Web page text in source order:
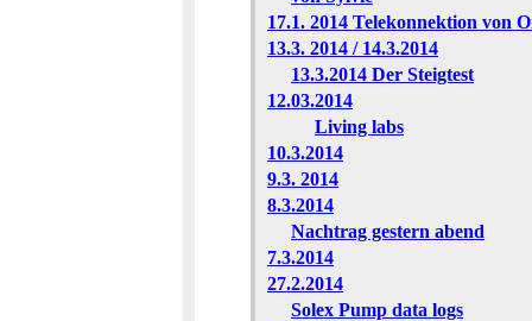
17.1. 2014 Telekonnektion von
13.3. 2014 / 14.3.2014
13.3.2014 Der Steigtest
12.03.2014
Living labs
10.3.2014
9.3. 2014
8.3.2014
Nachtrag gestern abend
7.3.2014
27.2.2014
Solex Pump data logs